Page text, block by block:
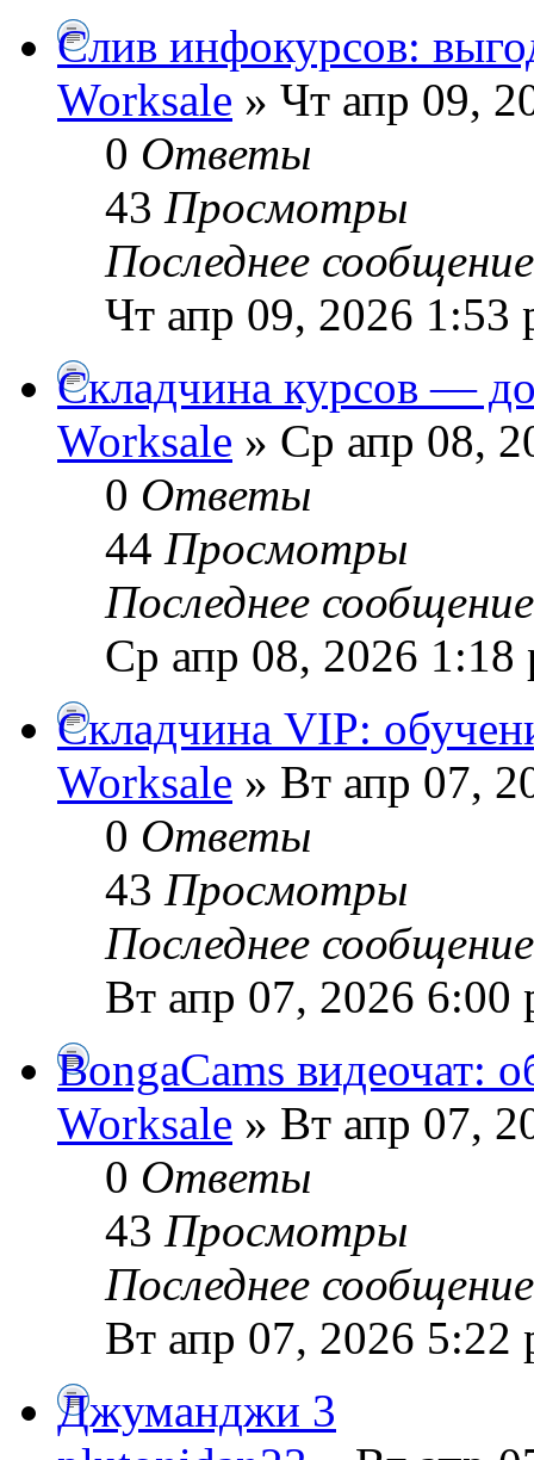
Слив инфокурсов:
Worksale » Чт апр 09,
0 Ответы
43 Просмотры
Последнее
Чт апр 09, 2026 1:53
Складчина курсов —
Worksale » Ср апр 08,
0 Ответы
44 Просмотры
Последнее
Ср апр 08, 2026 1:18
Складчина VIP:
Worksale » Вт апр 07,
0 Ответы
43 Просмотры
Последнее
Вт апр 07, 2026 6:00
BongaCams видеочат:
Worksale » Вт апр 07,
0 Ответы
43 Просмотры
Последнее
Вт апр 07, 2026 5:22
Джуманджи 3